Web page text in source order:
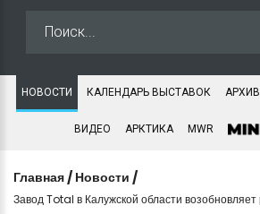
НОВОСТИ КАЛЕНДАРЬ ВЫСТАВОК
ВИДЕО АРКТИКА MWR
Главная / Новости /
Завод Total в Калужской области возобновляет